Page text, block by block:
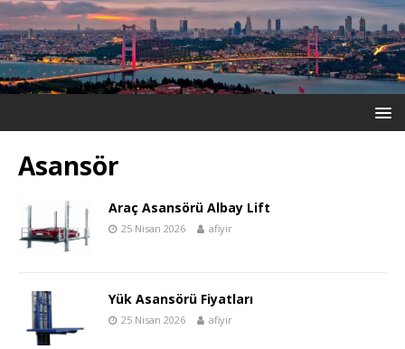
Asansör
Araç Asansörü Albay Lift
25 Nisan 2026 afiyir
Yük Asansörü Fiyatları
25 Nisan 2026 afiyir